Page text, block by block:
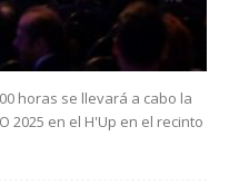
horas se llevará a cabo la
2025 en el H'Up en el recinto